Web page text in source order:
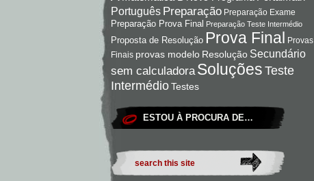
Português Preparação Preparação Exame
Preparação Prova Final Preparação Teste Intermédio
Proposta de Resolução Prova Final Provas
Finais provas modelo Resolução Secundário
sem calculadora Soluções Teste
IntermédioTestes
ESTOU À PROCURA DE…